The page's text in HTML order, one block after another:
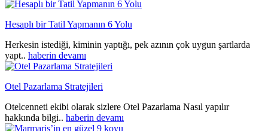
Hesaplı bir Tatil Yapmanın 6 Yolu
Herkesin istediği, kiminin yaptığı, pek azının çok uygun şartlarda
yapt.. haberin devamı
Otel Pazarlama Stratejileri
Otelcenneti ekibi olarak sizlere Otel Pazarlama Nasıl yapılır
hakkında bilgi.. haberin devamı